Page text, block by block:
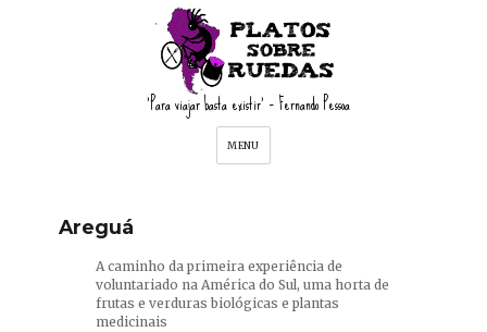
MENU
'Para viajar basta existir' – Fernando Pessoa
Areguá
A caminho da primeira experiência de
voluntariado na América do Sul, uma horta de
frutas e verduras biológicas e plantas
medicinais